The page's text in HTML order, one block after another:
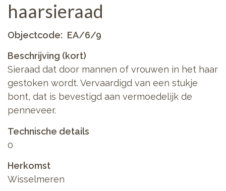
haarsieraad
Objectcode
EA/6/9
Beschrijving (kort)
Sieraad dat door mannen of vrouwen in het haar
gestoken wordt. Vervaardigd van een stukje
bont, dat is bevestigd aan vermoedelijk de
penneveer.
Technische details
0
Herkomst
Wisselmeren